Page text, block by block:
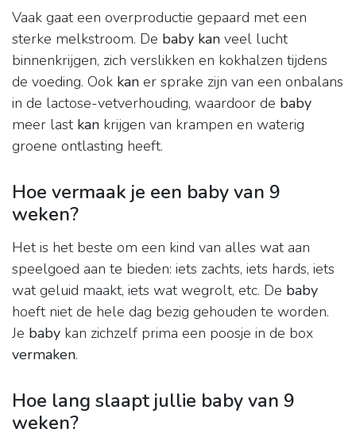
Vaak gaat een overproductie gepaard met een
sterke melkstroom. De baby kan veel lucht
binnenkrijgen, zich verslikken en kokhalzen tijdens
de voeding. Ook kan er sprake zijn van een onbalans
in de lactose-vetverhouding, waardoor de baby
meer last kan krijgen van krampen en waterig
groene ontlasting heeft.
Hoe vermaak je een baby van 9
weken?
Het is het beste om een kind van alles wat aan
speelgoed aan te bieden: iets zachts, iets hards, iets
wat geluid maakt, iets wat wegrolt, etc. De baby
hoeft niet de hele dag bezig gehouden te worden.
Je baby kan zichzelf prima een poosje in de box
vermaken.
Hoe lang slaapt jullie baby van 9
weken?